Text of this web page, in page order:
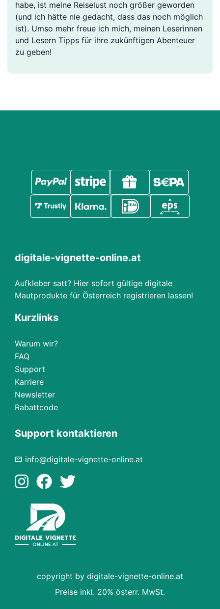
habe, ist meine Reiselust noch größer geworden
(und ich hätte nie gedacht, dass das noch möglich
ist). Umso mehr freue ich mich, meinen Leserinnen
und Lesern Tipps für ihre zukünftigen Abenteuer
zu geben!
digitale-vignette-online.at
Aufkleber satt? Hier sofort gültige digitale
Mautprodukte für Österreich registrieren lassen!
Kurzlinks
Warum wir?
FAQ
Support
Karriere
Newsletter
Rabattcode
Support kontaktieren
info@digitale-vignette-online.at
copyright by digitale-vignette-online.at
Preise inkl. 20% österr. MwSt.